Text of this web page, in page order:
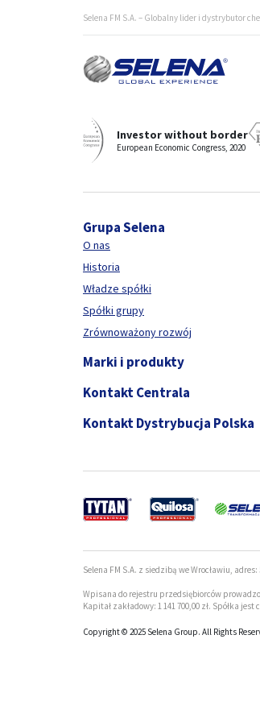
Selena FM S.A. – Globalny lider i dystrybutor
Investor without border
European Economic Congress, 2020
Grupa Selena
O nas
Historia
Władze spółki
Spółki grupy
Zrównoważony rozwój
Marki i produkty
Kontakt Centrala
Kontakt Dystrybucja Polska
Selena FM S.A. z siedzibą we Wrocławiu, adres:
Wpisana do rejestru przedsiębiorców
Kapitał zakładowy: 1 141 700,00 zł. Spółka
Copyright © 2025 Selena Group. All Rights